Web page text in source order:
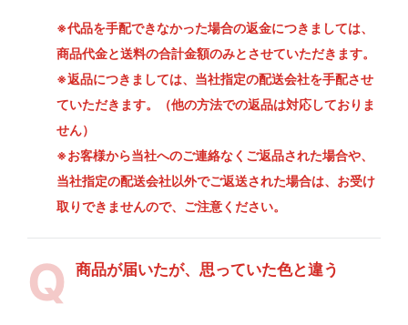
※代品を手配できなかった場合の返金につきましては、
商品代金と送料の合計金額のみとさせていただきます。
※返品につきましては、当社指定の配送会社を手配させ
ていただきます。（他の方法での返品は対応しておりま
せん）
※お客様から当社へのご連絡なくご返品された場合や、
当社指定の配送会社以外でご返送された場合は、お受け
取りできませんので、ご注意ください。
商品が届いたが、思っていた色と違う